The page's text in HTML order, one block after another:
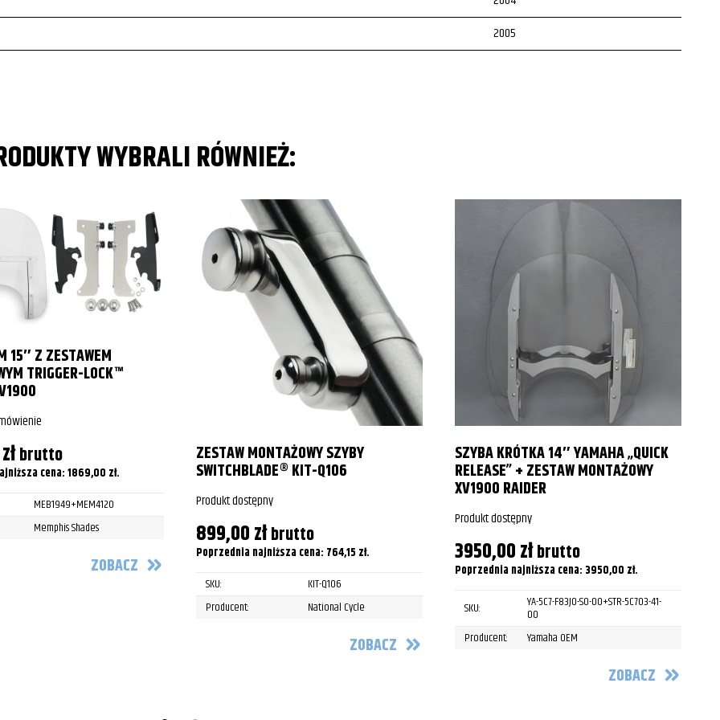
2005
2010
2011
2012
2013
2015
2016
2018
2019
2020
2022
2023
WYBRALI RÓWNIEŻ:
15″ Z ZESTAWEM
TRIGGER-LOCK™
złbrutto
cena:1869,00 zł.
MEB1949+MEM4120
Memphis Shades
ZOBACZ
ZESTAW MONTAŻOWY SZYBY
SWITCHBLADE® KIT-Q106
Produkt dostępny
899,00złbrutto
Poprzednia najniższa cena: 764,15 zł.
SKU:
KIT-Q106
Producent:
National Cycle
ZOBACZ
SZYBA KRÓTKA 14″ YAMAHA „QUICK
RELEASE” + ZESTAW MONTAŻOWY
XV1900 RAIDER
Produkt dostępny
3950,00złbrutto
Poprzednia najniższa cena: 3950,00 zł.
SKU: YA-5C7-F83J0-S0-00+STR-5C703-41-
00
Producent:
Yamaha OEM
ZOBACZ